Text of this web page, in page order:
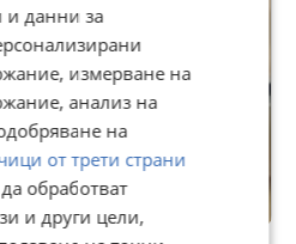
и данни за
измерване на
анализ на
на
от трети страни
обработват
и други цели,